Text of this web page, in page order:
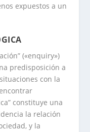
expuestos a un
(«enquiry»)
predisposición a
con la
constituye una
la relación
y la